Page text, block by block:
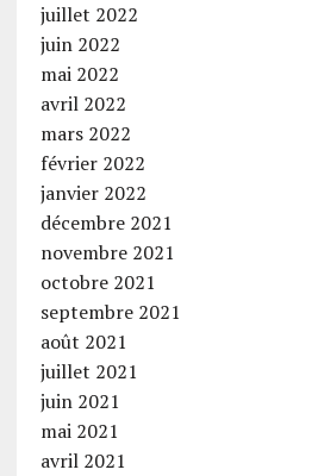
juillet 2022
juin 2022
mai 2022
avril 2022
mars 2022
février 2022
janvier 2022
décembre 2021
novembre 2021
octobre 2021
septembre 2021
août 2021
juillet 2021
juin 2021
mai 2021
avril 2021